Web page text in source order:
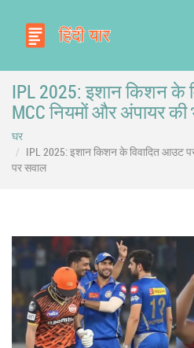
IPL 2025: इशान किशन के
MCC नियमों और अंपायर
घर
IPL 2025: इशान किशन के विवादित आउट
पर सवाल